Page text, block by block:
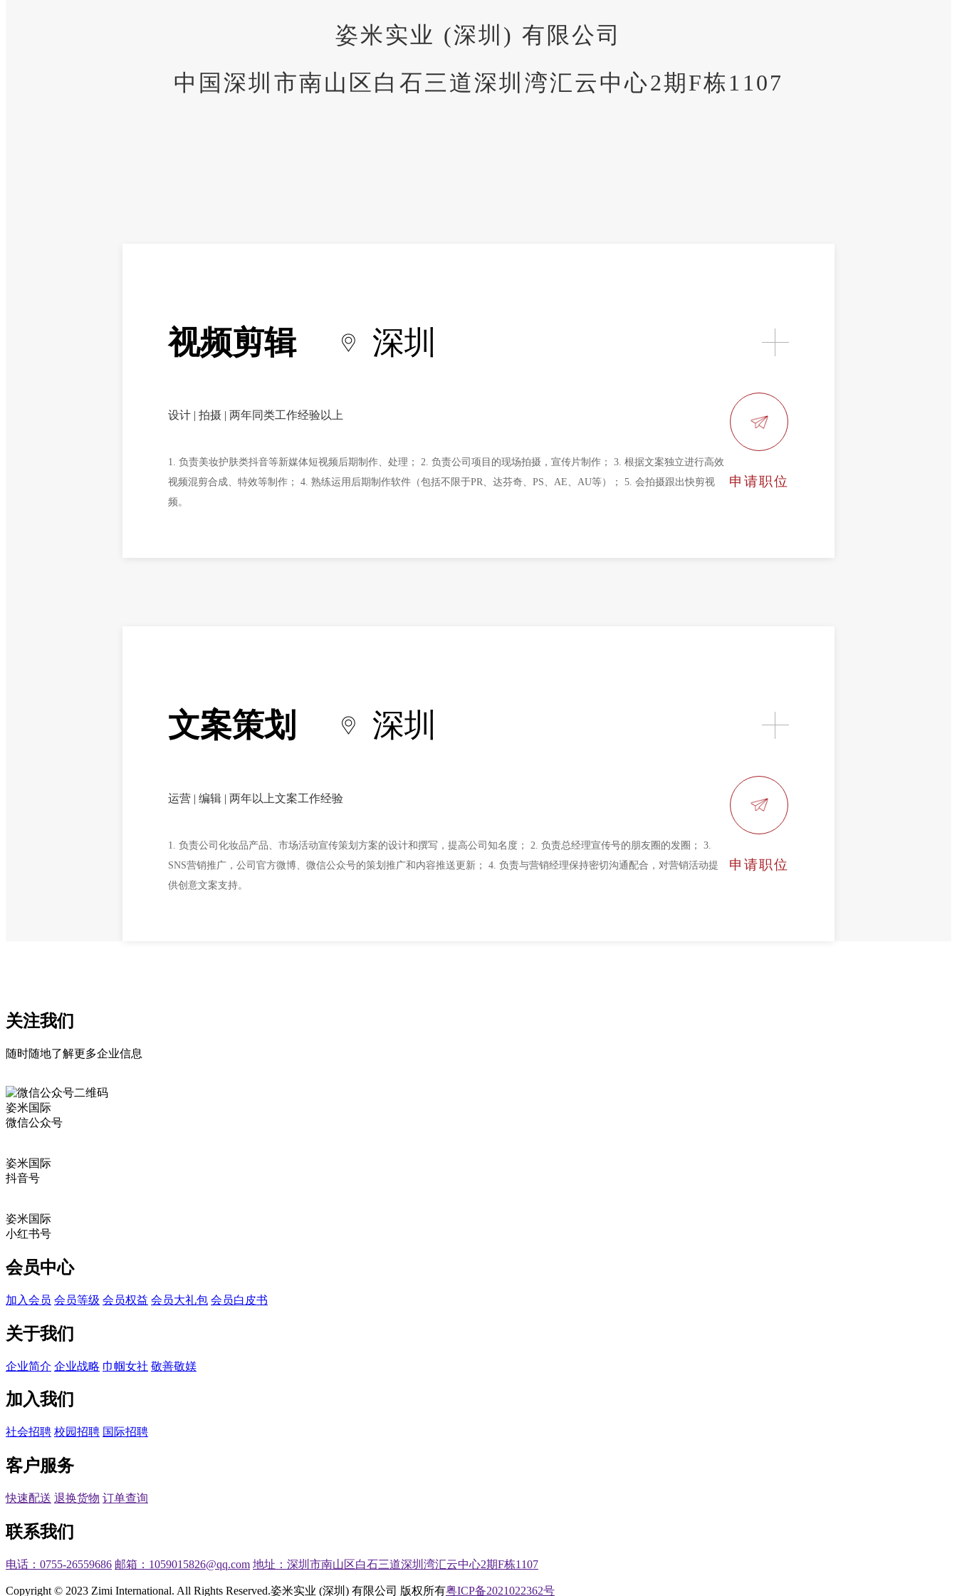
姿米实业 (深圳) 有限公司
中国深圳市南山区白石三道深圳湾汇云中心2期F栋1107
视频剪辑 深圳
设计 | 拍摄 | 两年同类工作经验以上
1. 负责美妆护肤类抖音等新媒体短视频后期制作、处理； 2. 负责公司项目的现场拍摄，宣传片制作； 3. 根据文案独立进行高效
视频混剪合成、特效等制作； 4. 熟练运用后期制作软件（包括不限于PR、达芬奇、PS、AE、AU等）； 5. 会拍摄跟出快剪视
频。
申请职位
文案策划 深圳
运营 | 编辑 | 两年以上文案工作经验
1. 负责公司化妆品产品、市场活动宣传策划方案的设计和撰写，提高公司知名度； 2. 负责总经理宣传号的朋友圈的发圈； 3.
SNS营销推广，公司官方微博、微信公众号的策划推广和内容推送更新； 4. 负责与营销经理保持密切沟通配合，对营销活动提
供创意文案支持。
申请职位
关注我们
随时随地了解更多企业信息
姿米国际
微信公众号
姿米国际
抖音号
姿米国际
小红书号
会员中心
加入会员 会员等级 会员权益 会员大礼包 会员白皮书
关于我们
企业简介 企业战略 巾帼女社 敬善敬媄
加入我们
社会招聘 校园招聘 国际招聘
客户服务
快速配送 退换货物 订单查询
联系我们
电话：0755-26559686 邮箱：1059015826@qq.com 地址：深圳市南山区白石三道深圳湾汇云中心2期F栋1107
Copyright © 2023 Zimi International. All Rights Reserved.姿米实业 (深圳) 有限公司 版权所有粤ICP备2021022362号